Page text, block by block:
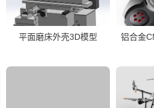
平面磨床外壳3D模型
铝合金